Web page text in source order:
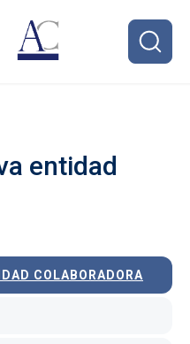
entidad
COLABORADORA